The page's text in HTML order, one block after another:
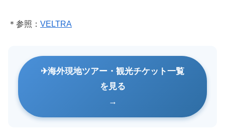
＊参照： VELTRA
海外現地ツアー・観光チケット一覧
を見る